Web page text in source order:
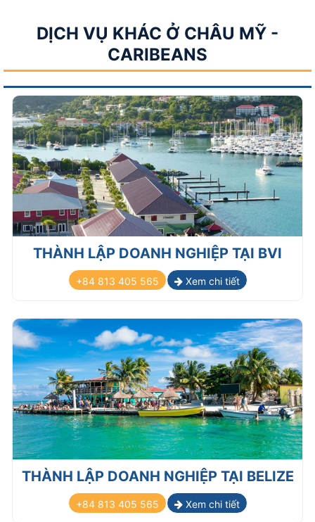
DỊCH VỤ KHÁC Ở CHÂU MỸ -
CARIBEANS
THÀNH LẬP DOANH NGHIỆP TẠI BVI
+84 813 405 565 Xem chi tiết
THÀNH LẬP DOANH NGHIỆP TẠI BELIZE
+84 813 405 565 Xem chi tiết